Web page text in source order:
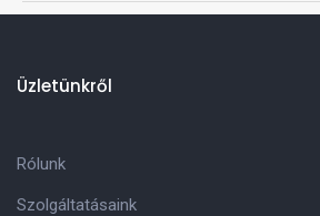
Üzletünkről
Rólunk
Szolgáltatásaink